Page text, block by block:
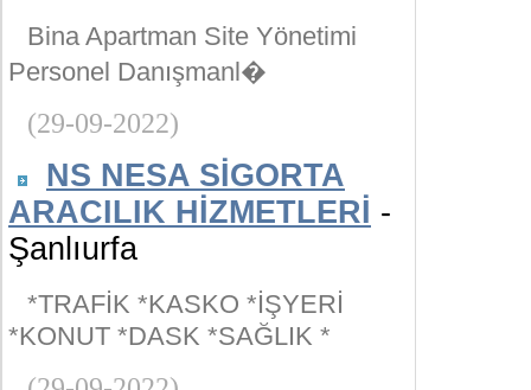
Bina Apartman Site Yönetimi
Personel Danışmanl�
(29-09-2022)
NS NESA SİGORTA
ARACILIK HİZMETLERİ -
Şanlıurfa
*TRAFİK *KASKO *İŞYERİ
*KONUT *DASK *SAĞLIK *